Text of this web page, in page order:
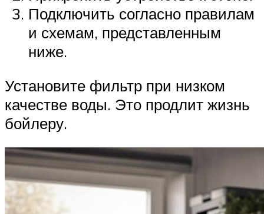
Подключить согласно правилам
и схемам, представленным
ниже.
Установите фильтр при низком
качестве воды. Это продлит жизнь
бойлеру.